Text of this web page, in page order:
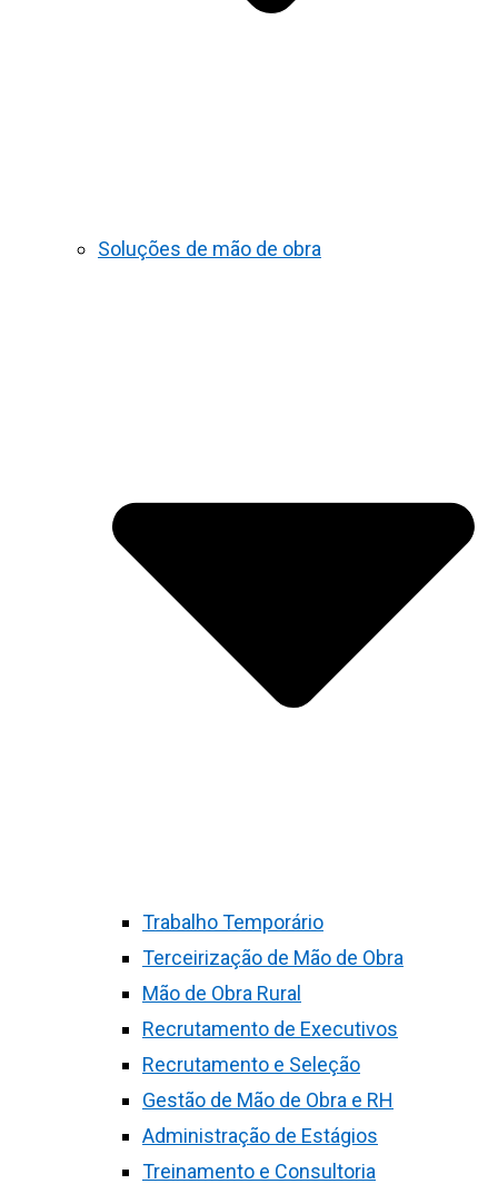
Soluções de mão de obra
Trabalho Temporário
Terceirização de Mão de Obra
Mão de Obra Rural
Recrutamento de Executivos
Recrutamento e Seleção
Gestão de Mão de Obra e RH
Administração de Estágios
Treinamento e Consultoria